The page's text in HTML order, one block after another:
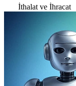
İthalat ve İhracat